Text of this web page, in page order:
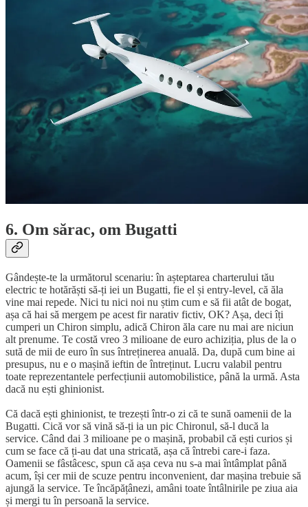
6. Om sărac, om Bugatti
Gândește-te la următorul scenariu: în așteptarea charterului tău
electric te hotărăști să-ți iei un Bugatti, fie el și entry-level, că ăla
vine mai repede. Nici tu nici noi nu știm cum e să fii atât de bogat,
așa că hai să mergem pe acest fir narativ fictiv, OK? Așa, deci îți
cumperi un Chiron simplu, adică Chiron ăla care nu mai are niciun
alt prenume. Te costă vreo 3 milioane de euro achiziția, plus de la o
sută de mii de euro în sus întreținerea anuală. Da, după cum bine ai
presupus, nu e o mașină ieftin de întreținut. Lucru valabil pentru
toate reprezentantele perfecțiunii automobilistice, până la urmă. Asta
dacă nu ești ghinionist.
Că dacă ești ghinionist, te trezești într-o zi că te sună oamenii de la
Bugatti. Cică vor să vină să-ți ia un pic Chironul, să-l ducă la
service. Când dai 3 milioane pe o mașină, probabil că ești curios și
cum se face că ți-au dat una stricată, așa că întrebi care-i faza.
Oamenii se fâstâcesc, spun că așa ceva nu s-a mai întâmplat până
acum, își cer mii de scuze pentru inconvenient, dar mașina trebuie să
ajungă la service. Te încăpățânezi, amâni toate întâlnirile pe ziua aia
și mergi tu în persoană la service.